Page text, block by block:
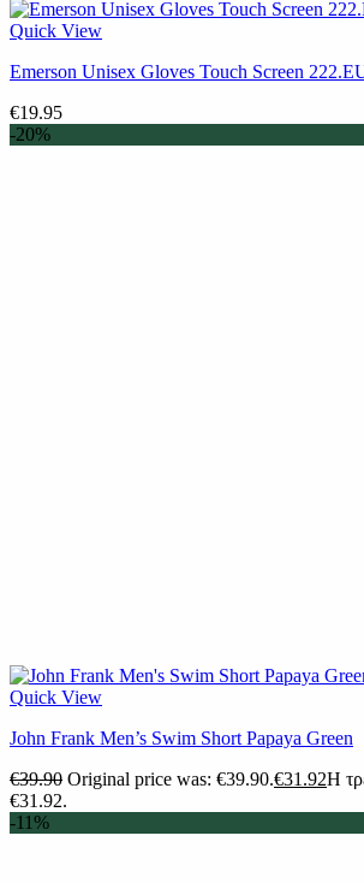
Quick View
Emerson Unisex Gloves Touch Screen
€19.95
-20%
Quick View
John Frank Men’s Swim Short Papaya Green
€39.90 Original price was: €39.90.€31.92Η
€31.92.
-11%